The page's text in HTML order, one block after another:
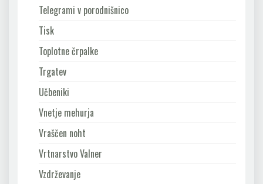
Telegrami v porodnišnico
Tisk
Toplotne črpalke
Trgatev
Učbeniki
Vnetje mehurja
Vraščen noht
Vrtnarstvo Valner
Vzdrževanje